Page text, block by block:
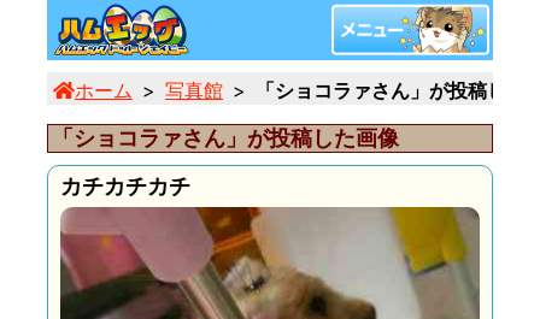
ホーム 写真館 「ショコラァさん」が投稿した
「ショコラァさん」が投稿した画像
カチカチカチ